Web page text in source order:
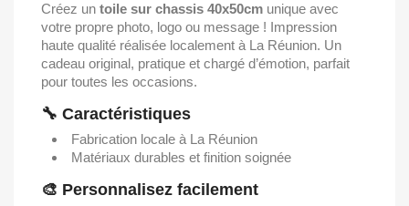
Créez un toile sur chassis 40x50cm unique avec
votre propre photo, logo ou message ! Impression
haute qualité réalisée localement à La Réunion. Un
cadeau original, pratique et chargé d’émotion, parfait
pour toutes les occasions.
🔧 Caractéristiques
Fabrication locale à La Réunion
Matériaux durables et finition soignée
🎨 Personnalisez facilement